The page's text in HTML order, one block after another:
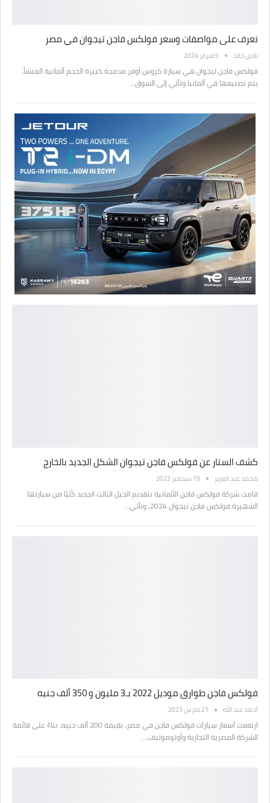
تعرف على مواصفات وسعر فولكس فاجن تيجوان في مصر
نادين خالد 5 فبراير 2024
فولكس فاجن تيجوان هي سيارة كروس أوفر مدمجة كبيرة الحجم ألمانية المنشأ،
يتم تصنيعها في ألمانيا وتأتي إلى السوق…
كشف الستار عن فولكس فاجن تيجوان الشكل الجديد بالخارج
محمد عبد العزيز 19 سبتمبر 2023
قامت شركة فولكس فاجن الألمانية بتقديم الجيل الثالث الجديد كُليًا من سيارتها
الشهيرة فولكس فاجن تيجوان 2024، وتأتي…
فولكس فاجن طوارق موديل 2022 بـ3 مليون و 350 ألف جنيه
أحمد عبد الله 21 مارس 2023
ارتفعت أسعار سيارات فولكس فاجن في مصر، بقيمة 200 ألف جنيه، بناءً على قائمة
الشركة المصرية التجارية وأوتوموتيف،…